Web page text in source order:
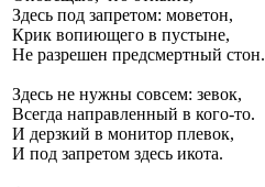
Здесь под запретом: моветон,
Крик вопиющего в пустыне,
Не разрешен предсмертный стон.
Здесь не нужны совсем: зевок,
Всегда направленный в кого-то.
И дерзкий в монитор плевок,
И под запретом здесь икота.